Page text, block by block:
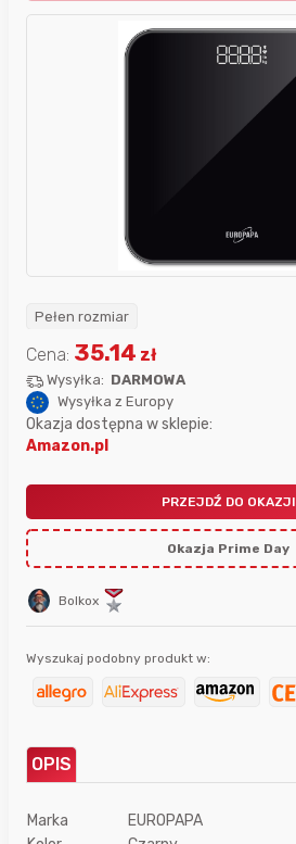
Pełen rozmiar
Bolkox
Cena: 35.14 zł
Wysyłka: DARMOWA
Wysyłka z Europy
Okazja dostępna w sklepie:
Amazon.pl
PRZEJDŹ DO OKAZJI
Okazja Prime Day
Wyszukaj podobny produkt w:
OPIS
Marka
EUROPAPA